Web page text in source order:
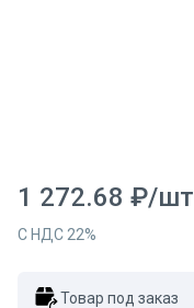
1 272.68 ₽/шт
С НДС 22%
Товар под заказ